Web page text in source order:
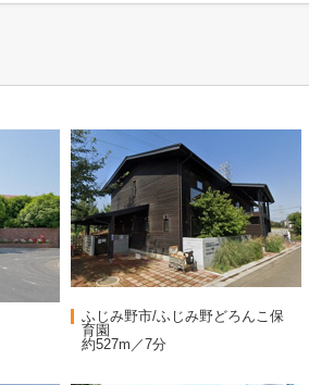
ふじみ野市/ふじみ野どろんこ保
育園
約527m／7分